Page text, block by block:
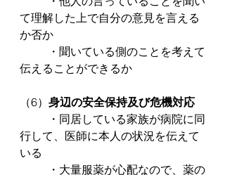
て理解した上で自分の意見を言える
か否か
伝えることができるか
（6） 身辺の安全保持及び危機対応
行して、医師に本人の状況を伝えて
いる